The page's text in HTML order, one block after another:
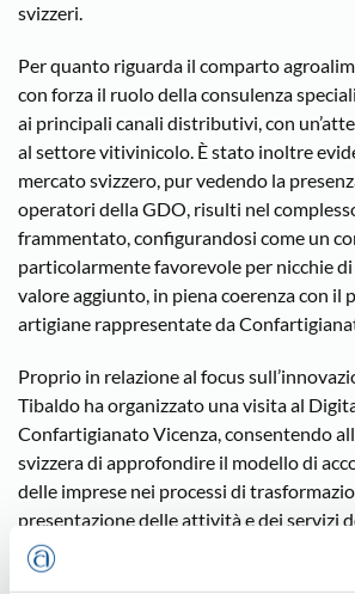
svizzeri.
Per quanto riguarda il comparto
con forza il ruolo della consulenza
ai principali canali distributivi, con
al settore vitivinicolo. È stato inoltre
mercato svizzero, pur vedendo la
operatori della GDO, risulti nel
frammentato, configurandosi come un
particolarmente favorevole per nicchie
valore aggiunto, in piena coerenza con il
artigiane rappresentate da
Proprio in relazione al focus
Tibaldo ha organizzato una visita al
Confartigianato Vicenza, consentendo
svizzera di approfondire il modello di
delle imprese nei processi di
presentazione delle attività e dei servizi
grande interesse e apprezzamento,
strategico dell’ecosistema sviluppato